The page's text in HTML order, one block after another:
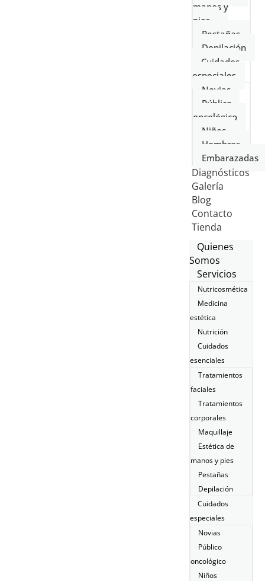
manos y
pies
Pestañas
Depilación
Cuidados
especiales
Novias
Público
oncológico
Niños
Hombres
Embarazadas
Diagnósticos
Galería
Blog
Contacto
Tienda
Quienes
Somos
Servicios
Nutricosmética
Medicina
estética
Nutrición
Cuidados
esenciales
Tratamientos
faciales
Tratamientos
corporales
Maquillaje
Estética de
manos y pies
Pestañas
Depilación
Cuidados
especiales
Novias
Público
oncológico
Niños